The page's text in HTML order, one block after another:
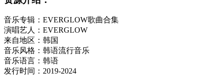
音乐专辑：EVERGLOW歌曲合集
演唱艺人：EVERGLOW
来自地区：韩国
音乐风格：韩语流行音乐
音乐语言：韩语
发行时间：2019-2024